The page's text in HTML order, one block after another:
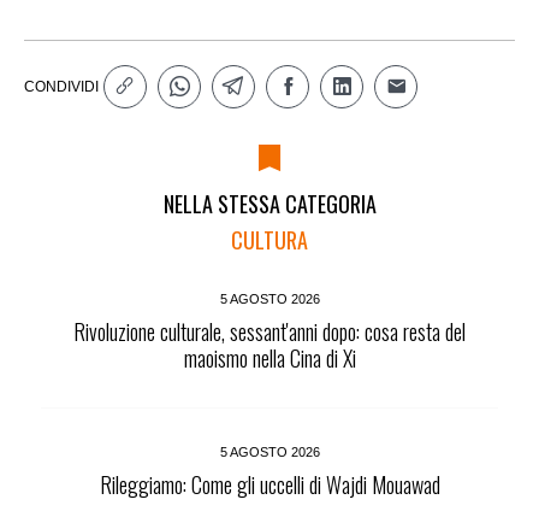
CONDIVIDI
NELLA STESSA CATEGORIA
CULTURA
5 AGOSTO 2026
Rivoluzione culturale, sessant'anni dopo: cosa resta del
maoismo nella Cina di Xi
5 AGOSTO 2026
Rileggiamo: Come gli uccelli di Wajdi Mouawad